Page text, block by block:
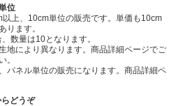
位
以上、10cm単位の販売です。単価も10cm
ります。
数量は10となります。
地により異なります。商品詳細ページでご
。
パネル単位の販売になります。商品詳細ペ
どうぞ